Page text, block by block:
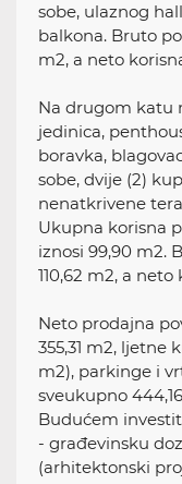
sobe, ulaznog
balkona. Bruto
m2, a neto
Na drugom katu
jedinica,
boravka,
sobe, dvije (2)
nenatkrivene
Ukupna korisna
iznosi 99,90 m2.
110,62 m2, a neto
Neto prodajna
355,31 m2, ljetne
m2), parkinge i
sveukupno
Budućem
- građevinsku
(arhitektonski